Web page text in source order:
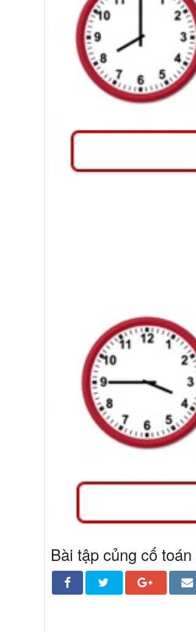
Bài mới Dạy trẻ
Bài mới Vai trò của
Bài mới 3 tổn
Bài mới 6 phản xạ
Bài tập củng cố